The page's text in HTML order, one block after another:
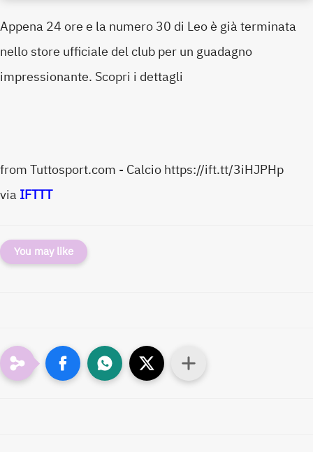
Appena 24 ore e la numero 30 di Leo è già terminata
nello store ufficiale del club per un guadagno
impressionante. Scopri i dettagli
from Tuttosport.com - Calcio https://ift.tt/3iHJPHp
via IFTTT
You may like